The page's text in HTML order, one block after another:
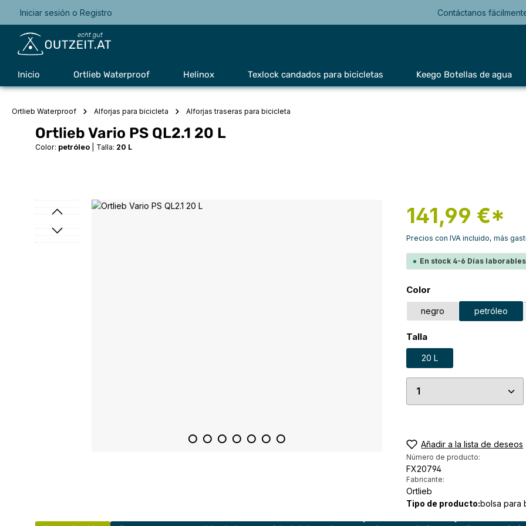
Saltar a la navegación principal
Iniciar sesión o Registro Contáctanos
Inicio Ortlieb Waterproof Helinox Texlock candados para bicicletas Keego Botellas de agua
Ortlieb Waterproof Alforjas para bicicleta Alforjas traseras para bicicleta
Ortlieb Vario PS QL2.1 20 L
Color: petróleo Talla: 20 L
Omitir galería de imágenes 141,99 €*
Precios con IVA incluido, más
En stock 4-6 Días
Seleccione
Color
negro petróleo
Seleccione
Talla
20 L
Cantidad del
Añadir a la lista de deseos
Número de producto:
FX20794
Fabricante:
Ortlieb
Tipo de producto:bolsa para